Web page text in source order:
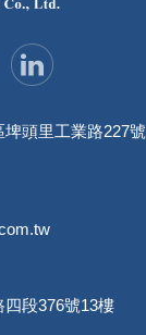
頭里工業路227號
四段376號13樓